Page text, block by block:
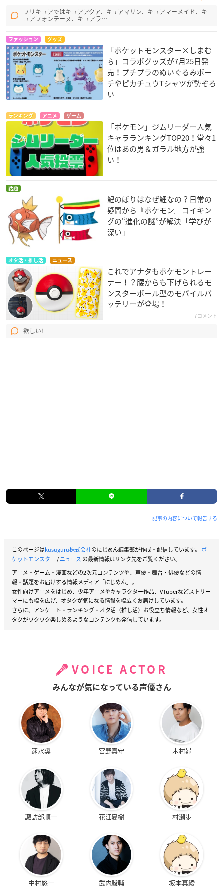
プリキュアではキュアアクア、キュアマリン、キュアマーメイド、キ
ュアフォンテーヌ、キュアラ…
ファッション グッズ
「ポケットモンスター×しまむ
ら」コラボグッズが7月25日発
売！プチプラのぬいぐるみポー
チやピカチュウTシャツが勢ぞろ
い
ランキング アニメ ゲーム
「ポケモン」ジムリーダー人気
キャラランキングTOP20！堂々1
位はあの男＆ガラル地方が強
い！
話題
鯉のぼりはなぜ鯉なの？日常の
疑問から『ポケモン』コイキン
グの“進化の謎”が解決「学びが
深い」
オタ活・推し活 ニュース
これでアナタもポケモントレー
ナー！？腰からも下げられるモ
ンスターボール型のモバイルバ
ッテリーが登場！
7コメント
欲しい!
記事の内容について報告する
このページはkusuguru株式会社のにじめん編集部が作成・配信しています。 ポ
ケットモンスター/ニュース の最新情報はリンク先をご覧ください。
アニメ・ゲーム・漫画などの2次元コンテンツや、声優・舞台・俳優などの情
報・話題をお届けする情報メディア「にじめん」。
女性向けアニメをはじめ、少年アニメやキャラクター作品、VTuberなどストリー
マーにも幅を広げ、オタクが気になる情報を幅広くお届けしています。
さらに、アンケート・ランキング・オタ活（推し活）お役立ち情報など、女性オ
タクがワクワク楽しめるようなコンテンツも発信しています。
VOICE ACTOR
みんなが気になっている声優さん
速水奨 宮野真守 木村昴
諏訪部順一 花江夏樹 村瀬歩
中村悠一 武内駿輔 坂本真綾